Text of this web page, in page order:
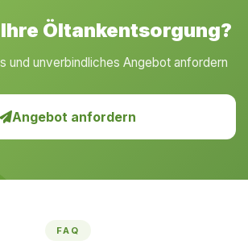
Öltankentsorgung?
und unverbindliches Angebot anfordern
Angebot anfordern
FAQ